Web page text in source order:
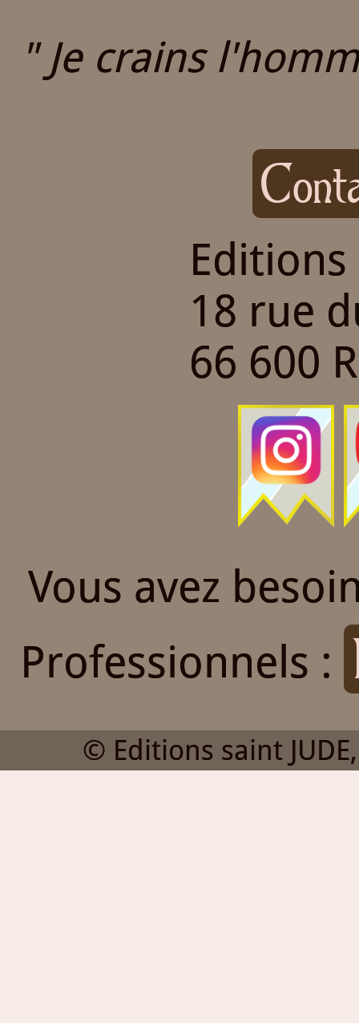
" Je crains
Editions
18 rue
66 600
Vous avez
Professionnels :
© Editions saint